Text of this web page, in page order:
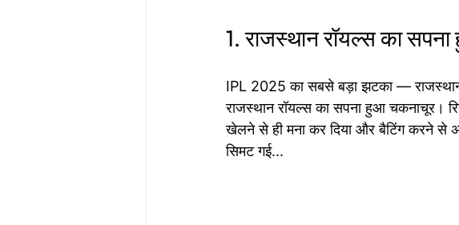
1. राजस्थान रॉयल्स का
IPL 2025 का सबसे बड़ा झटका —
राजस्थान रॉयल्स का सपना हुआ चकनाचूर।
खेलने से ही मना कर दिया और बैटिंग करने से
सिमट गई...